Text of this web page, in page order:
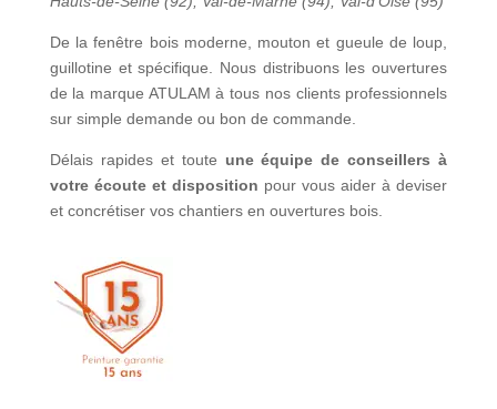
De la fenêtre bois moderne, mouton et gueule de loup,
guillotine et spécifique. Nous distribuons les ouvertures
de la marque ATULAM à tous nos clients professionnels
sur simple demande ou bon de commande.
Délais rapides et toute une équipe de conseillers à
votre écoute et disposition pour vous aider à deviser
et concrétiser vos chantiers en ouvertures bois.